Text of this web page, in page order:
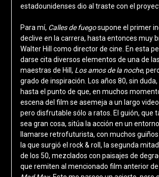
estadounidenses dio al traste con el
Para mí, Calles de fuegosupone el primer
declive en la carrera, hasta entonces muy
Walter Hill como director de cine. En esta
darse cita diversos elementos de una de
maestras de Hill, Los amos de la noche,
grado de inspiración. Los años 80, sin
hasta el punto de que, en muchos
escena del film se asemeja a un largo
pero disfrutable sólo a ratos. El guión, que
sea gran cosa, sitúa la acción en un
llamarse retrofuturista, con muchos
la que surgió el rock & roll, la segunda
de los 50, mezclados con paisajes de
que remiten al mencionado film anterior de